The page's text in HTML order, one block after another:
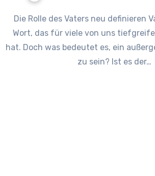
Die Rolle des Vaters neu definieren Vaterschaft – ein
Wort, das für viele von uns
hat. Doch was bedeutet es, ein
zu sein? Ist es der…